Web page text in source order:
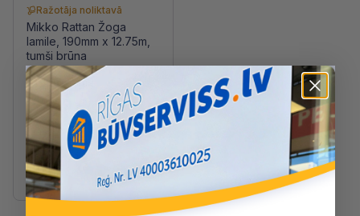
Ražotāja noliktavā
Mikko Rattan Žoga
lamile, 190mm x 12.75m,
tumši brūna
12.17 €/m2
29.49 € /gab